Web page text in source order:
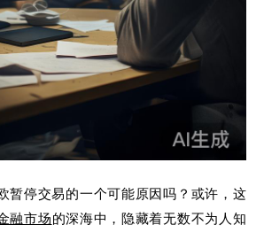
暂停交易的一个可能原因吗？或许，这
融市场的深海中，隐藏着无数不为人知